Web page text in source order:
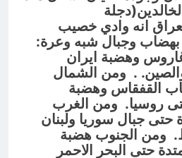
انه وادي خصيب
وجبال شبه وعرة:
وهضبة ايران
والصين. . ومن الشمال
القفقاس وهضبة
روسيا. ومن الغرب
حتى جبال سوريا ولبنان
ومن الجنوب هضبة
حتى البحر الاحمر